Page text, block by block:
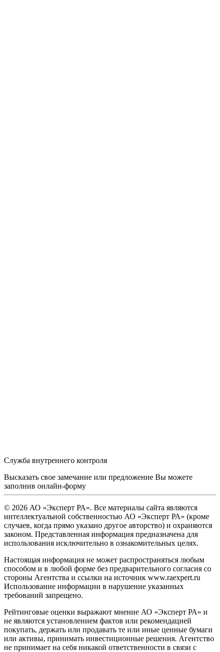
Служба внутреннего контроля
Высказать свое замечание или предложение Вы можете
заполнив онлайн-форму
© 2026 АО «Эксперт РА». Все материалы сайта являются
интеллектуальной собственностью АО «Эксперт РА» (кроме
случаев, когда прямо указано другое авторство) и охраняются
законом. Представленная информация предназначена для
использования исключительно в ознакомительных целях.
Настоящая информация не может распространяться любым
способом и в любой форме без предварительного согласия со
стороны Агентства и ссылки на источник www.raexpert.ru
Использование информации в нарушение указанных
требований запрещено.
Рейтинговые оценки выражают мнение АО «Эксперт РА» и
не являются установлением фактов или рекомендацией
покупать, держать или продавать те или иные ценные бумаги
или активы, принимать инвестиционные решения. Агентство
не принимает на себя никакой ответственности в связи с